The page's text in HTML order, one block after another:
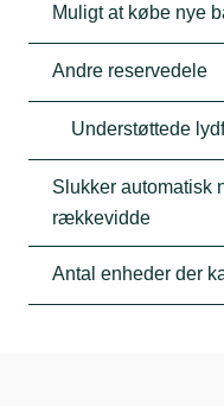
Muligt at købe nye
Andre reservedele
Understøttede
Slukker automatisk
rækkevidde
Antal enheder der